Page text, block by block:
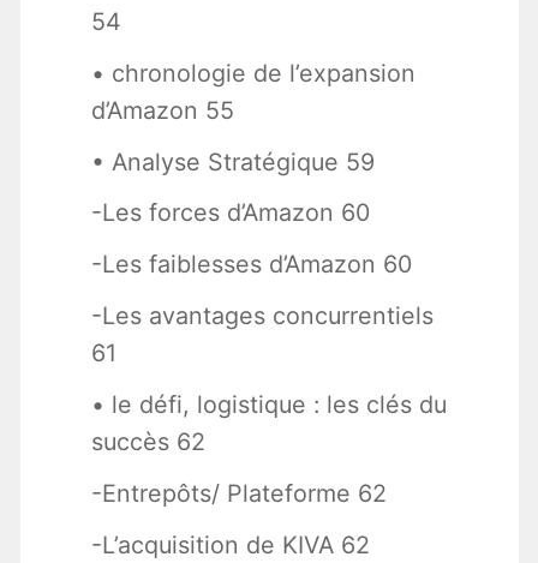
54
• chronologie de l’expansion
d’Amazon 55
• Analyse Stratégique 59
-Les forces d’Amazon 60
-Les faiblesses d’Amazon 60
-Les avantages concurrentiels
61
• le défi, logistique : les clés du
succès 62
-Entrepôts/ Plateforme 62
-L’acquisition de KIVA 62